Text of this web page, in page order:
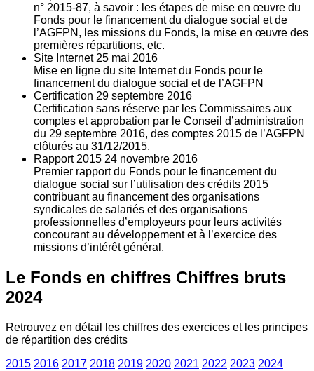
n° 2015-87, à savoir : les étapes de mise en œuvre du
Fonds pour le financement du dialogue social et de
l’AGFPN, les missions du Fonds, la mise en œuvre des
premières répartitions, etc.
Site Internet 25 mai 2016
Mise en ligne du site Internet du Fonds pour le
financement du dialogue social et de l’AGFPN
Certification 29 septembre 2016
Certification sans réserve par les Commissaires aux
comptes et approbation par le Conseil d’administration
du 29 septembre 2016, des comptes 2015 de l’AGFPN
clôturés au 31/12/2015.
Rapport 2015 24 novembre 2016
Premier rapport du Fonds pour le financement du
dialogue social sur l’utilisation des crédits 2015
contribuant au financement des organisations
syndicales de salariés et des organisations
professionnelles d’employeurs pour leurs activités
concourant au développement et à l’exercice des
missions d’intérêt général.
Le Fonds en chiffres Chiffres bruts
2024
Retrouvez en détail les chiffres des exercices et les principes
de répartition des crédits
2015 2016 2017 2018 2019 2020 2021 2022 2023 2024